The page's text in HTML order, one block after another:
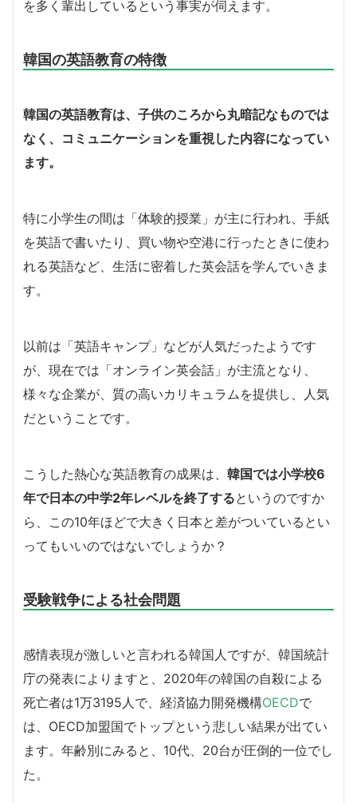
を多く輩出しているという事実が伺えます。
韓国の英語教育の特徴
韓国の英語教育は、子供のころから丸暗記なものでは
なく、コミュニケーションを重視した内容になってい
ます。
特に小学生の間は「体験的授業」が主に行われ、手紙
を英語で書いたり、買い物や空港に行ったときに使わ
れる英語など、生活に密着した英会話を学んでいきま
す。
以前は「英語キャンプ」などが人気だったようです
が、現在では「オンライン英会話」が主流となり、
様々な企業が、質の高いカリキュラムを提供し、人気
だということです。
こうした熱心な英語教育の成果は、 韓国では小学校6
年で日本の中学2年レベルを終了するというのですか
ら、この10年ほどで大きく日本と差がついているとい
ってもいいのではないでしょうか？
受験戦争による社会問題
感情表現が激しいと言われる韓国人ですが、韓国統計
庁の発表によりますと、2020年の韓国の自殺による
死亡者は1万3195人で、経済協力開発機構OECDで
は、OECD加盟国でトップという悲しい結果が出てい
ます。年齢別にみると、10代、20台が圧倒的一位でし
た。